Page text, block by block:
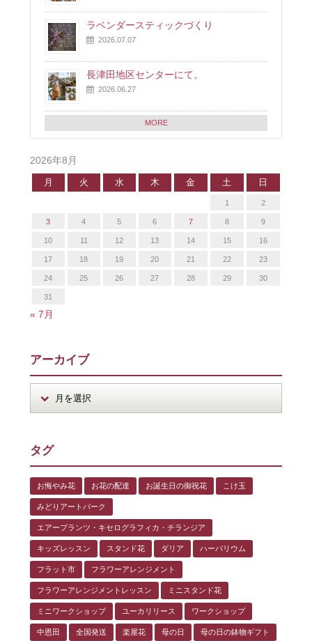
ラベンダースティックづくり
2026.07.07
長津田地区センターにて。
2026.06.27
MORE
2026年8月
月 火 水 木 金 土 日
1 2
3 4 5 6 7 8 9
10 11 12 13 14 15 16
17 18 19 20 21 22 23
24 25 26 27 28 29 30
31
« 7月
アーカイブ
タグ
お悔やみ花 お花の配達 お誕生日の御祝花 こけ玉
みどりアートパーク
エアープランツ・キセログラフィカ・チランジア
キッズレッスン スタンド花 ダリア ハーバリウム
フラット市 フラワーアレンジメント
フラワーアレンジメントレッスン ミニスタンド花
ミニワークショップ ユーカリリース ワークショップ
中恩田 全国発送 楽屋花 母の日 母の日の鉢物ギフト